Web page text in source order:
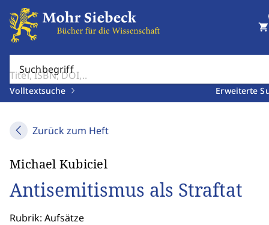
Suchbegriff
Volltextsuche Erweiterte
shopping_cart
Zurück zum Heft
Michael Kubiciel
Antisemitismus als Straftat
Rubrik: Aufsätze